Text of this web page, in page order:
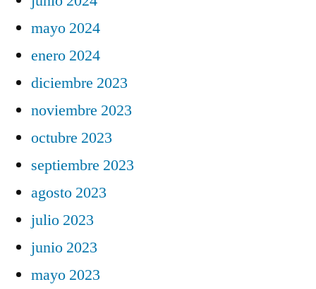
mayo 2024
enero 2024
diciembre 2023
noviembre 2023
octubre 2023
septiembre 2023
agosto 2023
julio 2023
junio 2023
mayo 2023